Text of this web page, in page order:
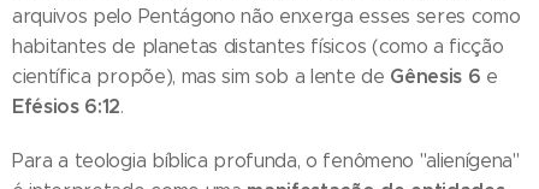
arquivos pelo Pentágono não enxerga esses seres como
habitantes de planetas distantes físicos (como a ficção
científica propõe), mas sim sob a lente de Gênesis 6 e
Efésios 6:12.
Para a teologia bíblica profunda, o fenômeno "alienígena"